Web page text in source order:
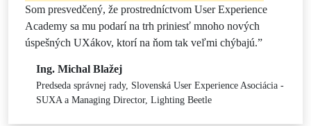
Som presvedčený, že prostredníctvom User Experience
Academy sa mu podarí na trh priniesť mnoho nových
úspešných UXákov, ktorí na ňom tak veľmi chýbajú.”
Ing. Michal Blažej
Predseda správnej rady, Slovenská User Experience Asociácia -
SUXA a Managing Director, Lighting Beetle